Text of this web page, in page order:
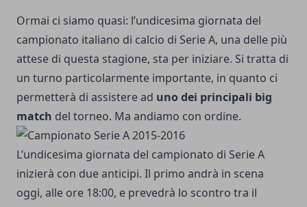
Ormai ci siamo quasi: l’undicesima giornata del
campionato italiano di calcio di Serie A, una delle più
attese di questa stagione, sta per iniziare. Si tratta di
un turno particolarmente importante, in quanto ci
permetterà di assistere ad uno dei principali big
match del torneo. Ma andiamo con ordine.
L’undicesima giornata del campionato di Serie A
inizierà con due anticipi. Il primo andrà in scena
oggi, alle ore 18:00, e prevedrà lo scontro tra il